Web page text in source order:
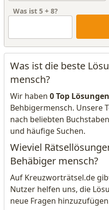
Was ist 5 + 8?
Was ist die beste
mensch?
Wir haben 0 Top Lösungen
Behbigermensch. Unsere
nach beliebten
und häufige Suchen.
Wieviel
Behäbiger mensch?
Auf Kreuzworträtsel.de
Nutzer helfen uns, die
neue Fragen